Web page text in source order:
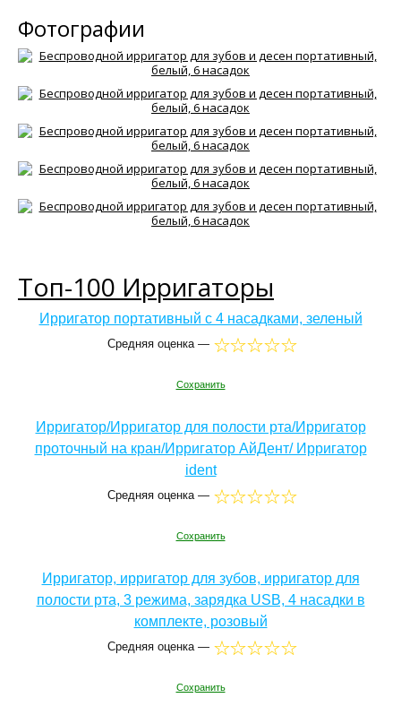
Фотографии
Топ-100 Ирригаторы
Ирригатор портативный с 4 насадками, зеленый
Средняя оценка —
Сохранить
Ирригатор/Ирригатор для полости рта/Ирригатор
проточный на кран/Ирригатор АйДент/ Ирригатор
ident
Средняя оценка —
Сохранить
Ирригатор, ирригатор для зубов, ирригатор для
полости рта, 3 режима, зарядка USB, 4 насадки в
комплекте, розовый
Средняя оценка —
Сохранить